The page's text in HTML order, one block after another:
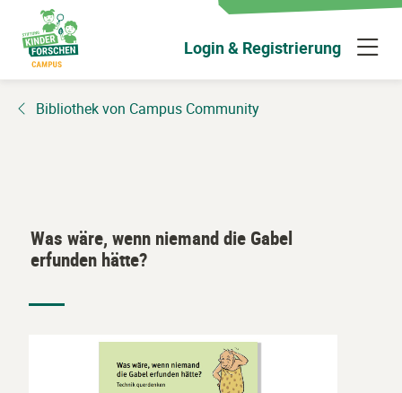
Hauptinhalt
wechseln
Login & Registrierung
Bibliothek von Campus Community
Was wäre, wenn niemand die Gabel
erfunden hätte?